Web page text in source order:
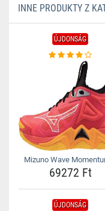
INNE PRODUKTY Z
ÚJDONSÁG
Mizuno Wave
69272 Ft
ÚJDONSÁG